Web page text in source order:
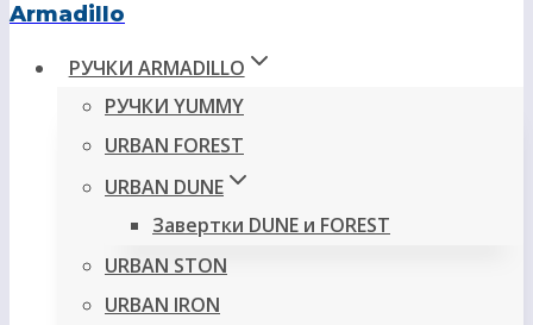
Armadillo
РУЧКИ ARMADILLO
РУЧКИ YUMMY
URBAN FOREST
URBAN DUNE
Завертки DUNE и FOREST
URBAN STON
URBAN IRON